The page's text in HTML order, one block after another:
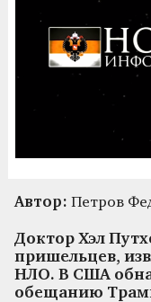
Автор: Петров
Доктор Хэл
пришельцев,
НЛО. В США
обещанию